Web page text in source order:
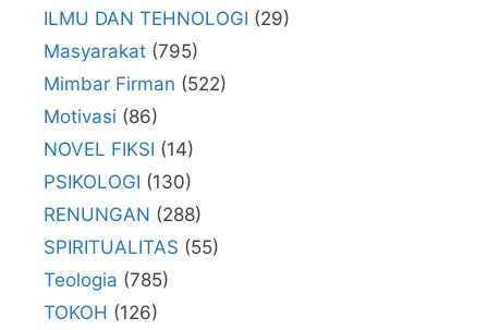
ILMU DAN TEHNOLOGI (29)
Masyarakat (795)
Mimbar Firman (522)
Motivasi (86)
NOVEL FIKSI (14)
PSIKOLOGI (130)
RENUNGAN (288)
SPIRITUALITAS (55)
Teologia (785)
TOKOH (126)